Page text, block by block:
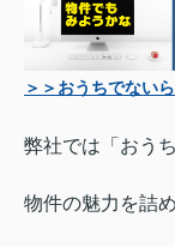
＞＞おうちでない
弊社では「おう
物件の魅力を詰